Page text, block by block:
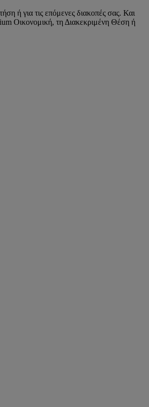
ή για τις επόμενες διακοπές σας. Και
Οικονομική, τη Διακεκριμένη Θέση ή